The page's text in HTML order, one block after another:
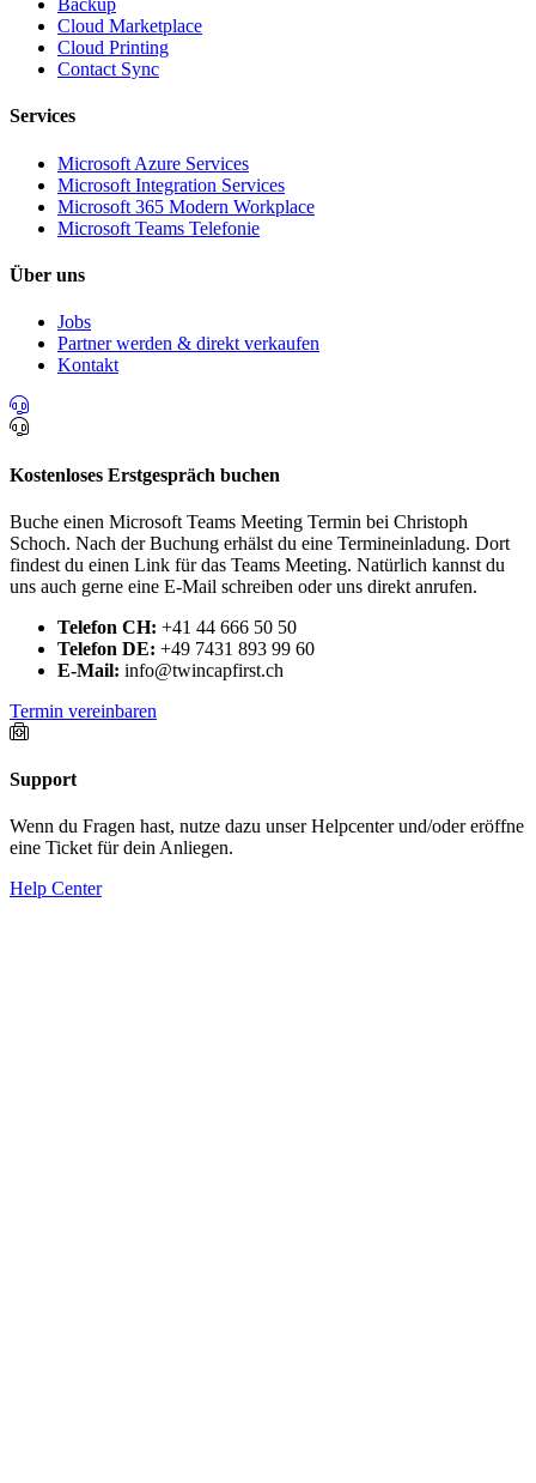
Backup
Cloud Marketplace
Cloud Printing
Contact Sync
Services
Microsoft Azure Services
Microsoft Integration Services
Microsoft 365 Modern Workplace
Microsoft Teams Telefonie
Über uns
Jobs
Partner werden & direkt verkaufen
Kontakt
Kostenloses Erstgespräch buchen
Buche einen Microsoft Teams Meeting Termin bei Christoph
Schoch. Nach der Buchung erhälst du eine Termineinladung. Dort
findest du einen Link für das Teams Meeting. Natürlich kannst du
uns auch gerne eine E-Mail schreiben oder uns direkt anrufen.
Telefon CH: +41 44 666 50 50
Telefon DE: +49 7431 893 99 60
E-Mail: info@twincapfirst.ch
Termin vereinbaren
Support
Wenn du Fragen hast, nutze dazu unser Helpcenter und/oder eröffne
eine Ticket für dein Anliegen.
Help Center